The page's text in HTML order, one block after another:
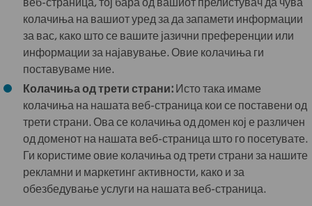
колачиња на вашиот уред за да запамети информации
за вас, како што се вашите јазични преференции или
информации за најавување. Овие колачиња ги
поставуваме ние.
Колачиња од трети страни:Исто така имаме
колачиња на нашата веб-страница кои се поставени од
трети страни. Ова се колачиња од домен кој е различен
од доменот на нашата веб-страница што го посетувате.
Ги користиме овие колачиња од трети страни за нашите
рекламни и маркетинг активности, како и за
обезбедување услуги на нашата веб-страница.